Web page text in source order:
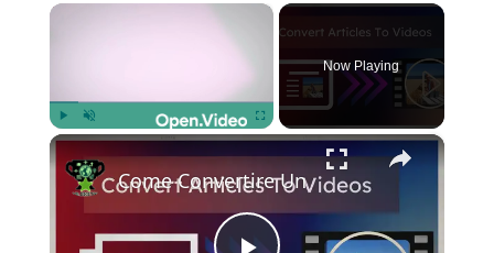
×
Play Unmute Fullscreen
Now Playing
×
Come Convertire Un Articolo In Un